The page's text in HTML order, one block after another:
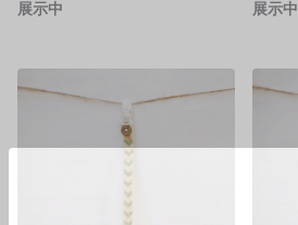
展示中 展示中